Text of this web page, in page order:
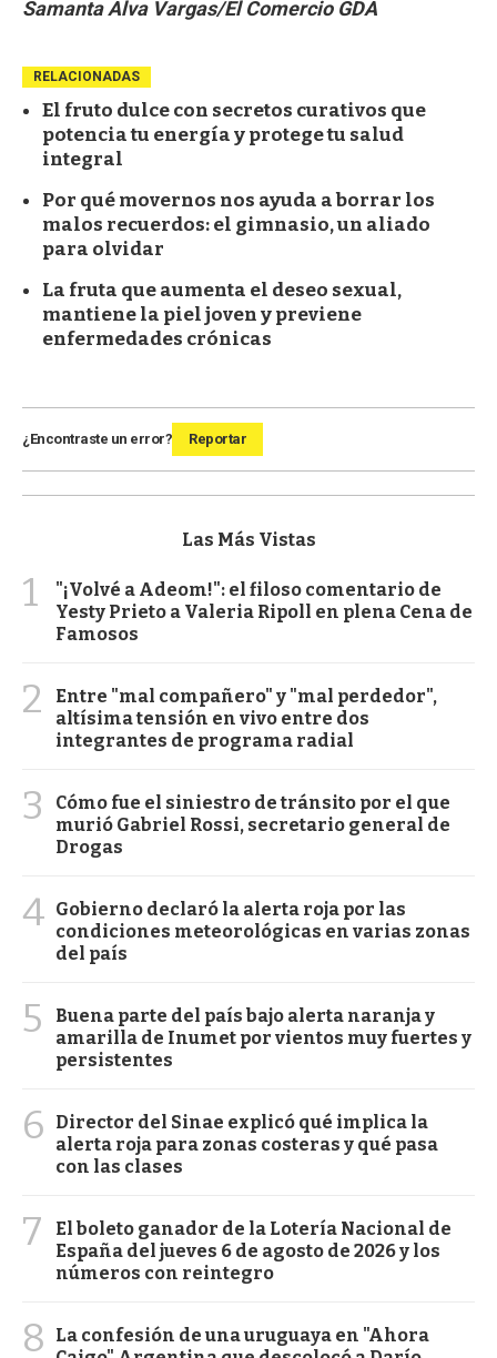
Samanta Alva Vargas/El Comercio GDA
RELACIONADAS
El fruto dulce con secretos curativos que
potencia tu energía y protege tu salud
integral
Por qué movernos nos ayuda a borrar los
malos recuerdos: el gimnasio, un aliado
para olvidar
La fruta que aumenta el deseo sexual,
mantiene la piel joven y previene
enfermedades crónicas
¿Encontraste un error? Reportar
Las Más Vistas
1
"¡Volvé a Adeom!": el filoso comentario de
Yesty Prieto a Valeria Ripoll en plena Cena de
Famosos
2
Entre "mal compañero" y "mal perdedor",
altísima tensión en vivo entre dos
integrantes de programa radial
3
Cómo fue el siniestro de tránsito por el que
murió Gabriel Rossi, secretario general de
Drogas
4 Gobierno declaró la alerta roja por las
condiciones meteorológicas en varias zonas
del país
5
Buena parte del país bajo alerta naranja y
amarilla de Inumet por vientos muy fuertes y
persistentes
6
Director del Sinae explicó qué implica la
alerta roja para zonas costeras y qué pasa
con las clases
7
El boleto ganador de la Lotería Nacional de
España del jueves 6 de agosto de 2026 y los
números con reintegro
8
La confesión de una uruguaya en "Ahora